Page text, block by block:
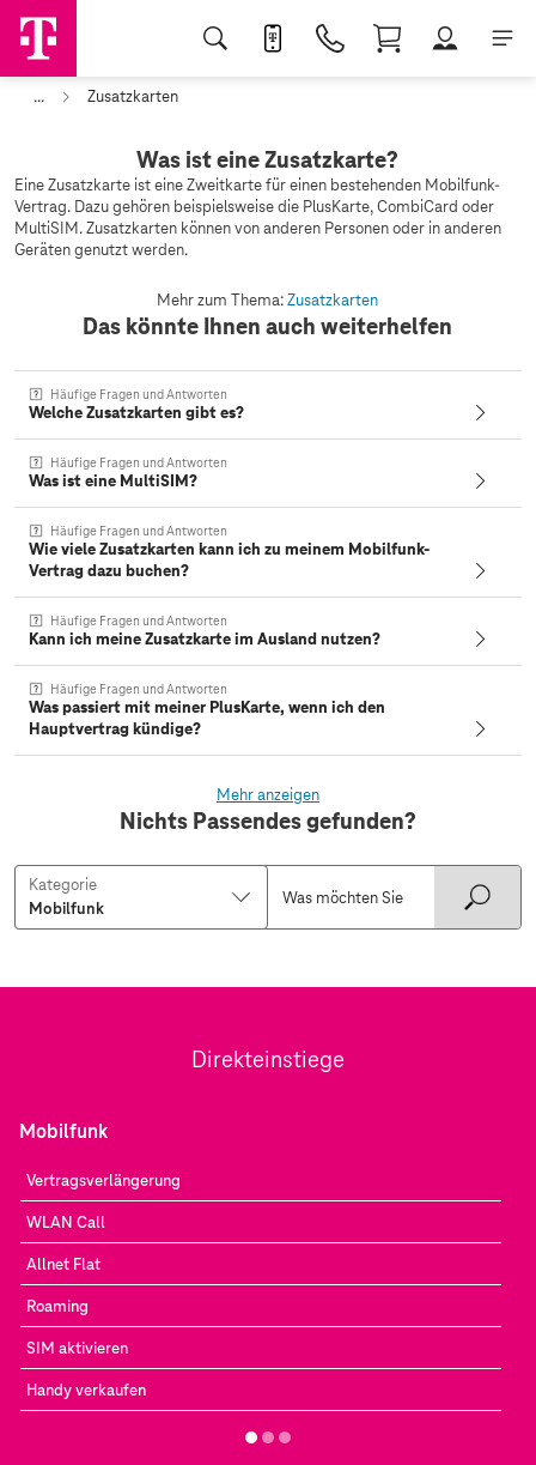
... Zusatzkarten
Was ist eine Zusatzkarte?
Eine Zusatzkarte ist eine Zweitkarte für einen bestehenden Mobilfunk-
Vertrag. Dazu gehören beispielsweise die PlusKarte, CombiCard oder
MultiSIM. Zusatzkarten können von anderen Personen oder in anderen
Geräten genutzt werden.
Mehr zum Thema:Zusatzkarten
Das könnte Ihnen auch weiterhelfen
Häufige Fragen und Antworten
Welche Zusatzkarten gibt es?
Häufige Fragen und Antworten
Was ist eine MultiSIM?
Häufige Fragen und Antworten
Wie viele Zusatzkarten kann ich zu meinem Mobilfunk-
Vertrag dazu buchen?
Häufige Fragen und Antworten
Kann ich meine Zusatzkarte im Ausland nutzen?
Häufige Fragen und Antworten
Was passiert mit meiner PlusKarte, wenn ich den
Hauptvertrag kündige?
Mehr anzeigen
Nichts Passendes gefunden?
Kategorie
Direkteinstiege
Mobilfunk
Vertragsverlängerung
WLAN Call
Allnet Flat
Roaming
SIM aktivieren
Handy verkaufen